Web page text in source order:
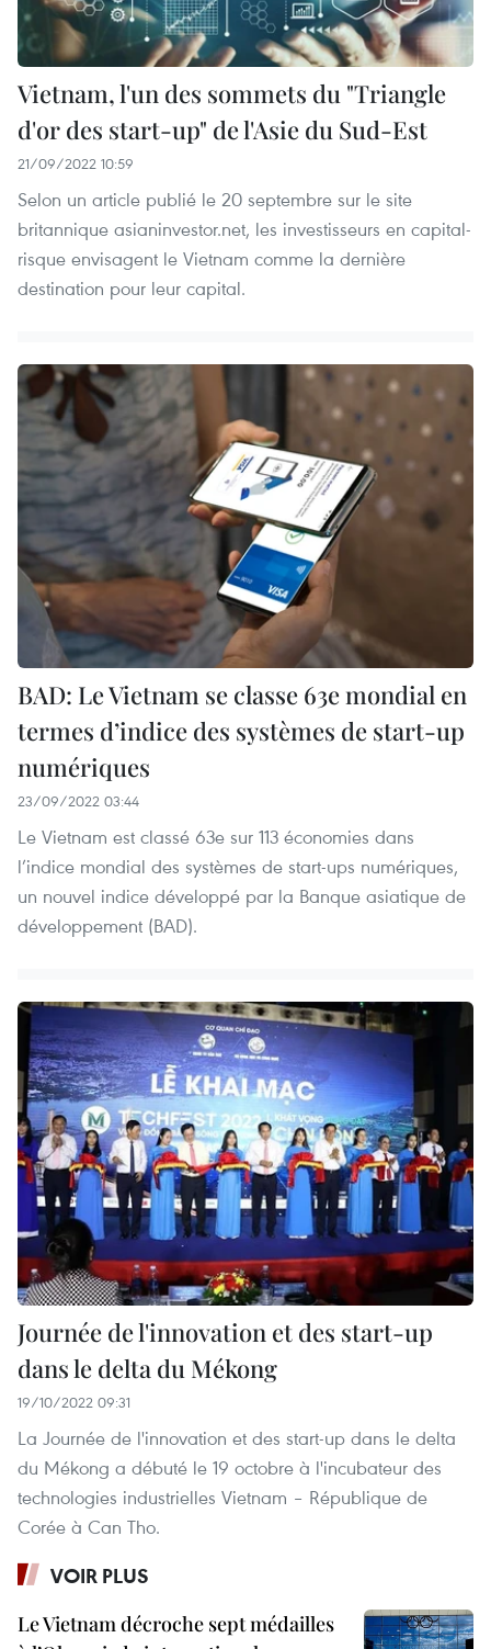
Vietnam, l'un des sommets du "Triangle
d'or des start-up" de l'Asie du Sud-Est
21/09/2022 10:59
Selon un article publié le 20 septembre sur le site
britannique asianinvestor.net, les investisseurs en capital-
risque envisagent le Vietnam comme la dernière
destination pour leur capital.
BAD: Le Vietnam se classe 63e mondial en
termes d’indice des systèmes de start-up
numériques
23/09/2022 03:44
Le Vietnam est classé 63e sur 113 économies dans
l’indice mondial des systèmes de start-ups numériques,
un nouvel indice développé par la Banque asiatique de
développement (BAD).
Journée de l'innovation et des start-up
dans le delta du Mékong
19/10/2022 09:31
La Journée de l'innovation et des start-up dans le delta
du Mékong a débuté le 19 octobre à l'incubateur des
technologies industrielles Vietnam – République de
Corée à Can Tho.
VOIR PLUS
Le Vietnam décroche sept médailles